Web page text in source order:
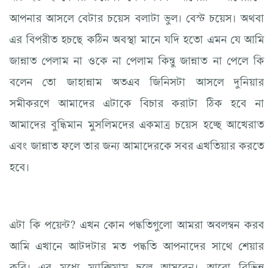
আপনার আসলে বেটার চয়েস বলাটা ভুল। বেস্ট চয়েস। অথবা
এর বিপরীত হচছে কঠিন অবস্থা মানে যদি হতো এমন যে আমি
জান্নাত পেলাম না ওকে না পেলাম কিন্তু জান্নাত না পেলে কি
বলেন তো জাহান্নাম অতএব জিনিসটা আসলে দুনিয়ার
সমীকরণে আমাদের এটাকে বিচার করাটা ঠিক হবে না
আমাদের বুদ্ধিমান মুসলিমদের একমাত্র চয়েস হচ্ছে আখেরাত
এবং জান্নাত ফলে তার জন্য আমাদেরকে সবর এখতিয়ার করতে
হবে।
এটা কি পয়েন্ট? এখন কোন পদ্ধতিগুলো আমরা অবলম্বন করব
আমি এখানে আটদটার মত পদ্ধতি আপনাদের সাথে শেয়ার
করি। এর মধ্যে ম্যাক্সিমাম চলে আসবেন। আরো বিভিন্ন